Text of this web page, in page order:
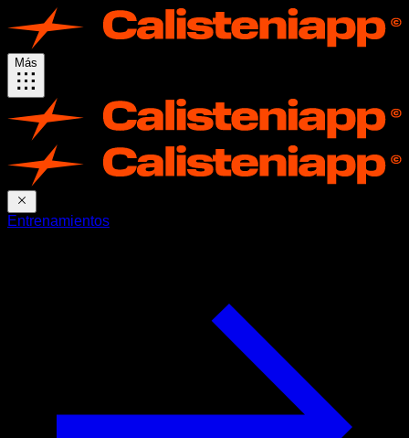
Más
Entrenamientos